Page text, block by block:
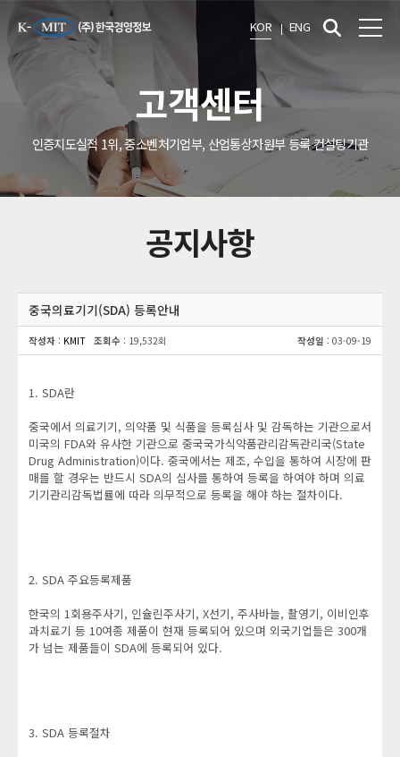
KOR ENG
고객센터
인증지도실적 1위, 중소벤처기업부, 산업통상자원부 등록 컨설팅기관
공지사항
중국의료기기(SDA) 등록안내
작성자 : KMIT 조회수 : 19,532회 작성일 : 03-09-19
1. SDA란
중국에서 의료기기, 의약품 및 식품을 등록심사 및 감독하는 기관으로서
미국의 FDA와 유사한 기관으로 중국국가식약품관리감독관리국(State
Drug Administration)이다. 중국에서는 제조, 수입을 통하여 시장에 판
매를 할 경우는 반드시 SDA의 심사를 통하여 등록을 하여야 하며 의료
기기관리감독법률에 따라 의무적으로 등록을 해야 하는 절차이다.
2. SDA 주요등록제품
한국의 1회용주사기, 인슐린주사기, X선기, 주사바늘, 촬영기, 이비인후
과치료기 등 10여종 제품이 현재 등록되어 있으며 외국기업들은 300개
가 넘는 제품들이 SDA에 등록되어 있다.
3. SDA 등록절차